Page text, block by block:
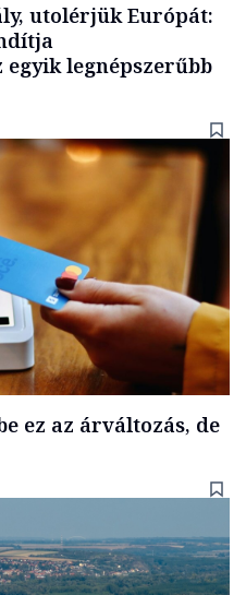
utolérjük Európát:
legnépszerűbb
ez az árváltozás, de